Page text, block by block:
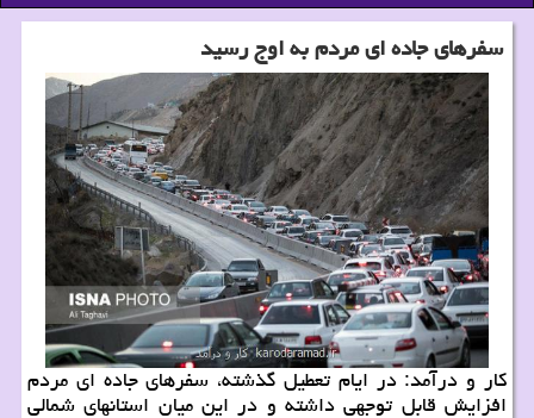
سفرهای جاده ای مردم به اوج رسید
کار و درآمد: در ایام تعطیل گذشته، سفرهای جاده ای مردم
افزایش قابل توجهی داشته و در این میان استانهای شمالی